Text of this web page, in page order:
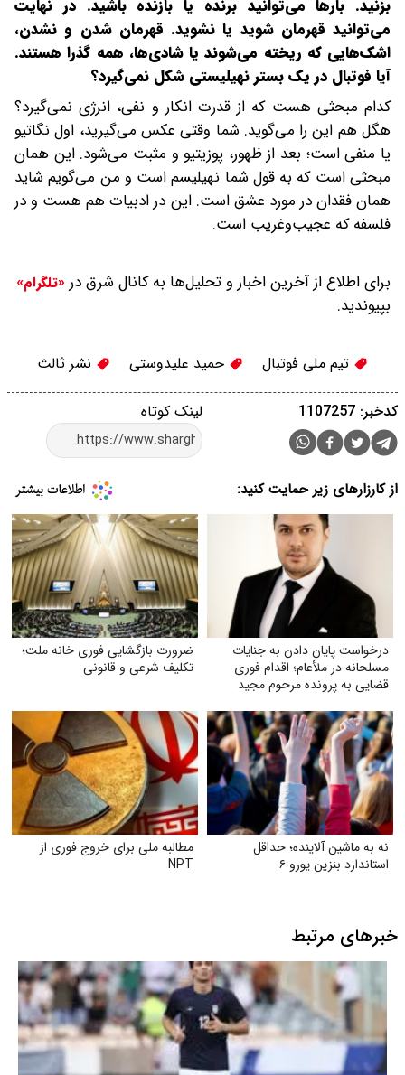
بزنید. بارها می‌توانید برنده یا بازنده باشید. در نهایت
می‌توانید قهرمان شوید یا نشوید. قهرمان شدن و نشدن،
اشک‌هایی که ریخته می‌شوند یا شادی‌ها، همه گذرا هستند.
آیا فوتبال در یک بستر نهیلیستی شکل نمی‌گیرد؟
کدام مبحثی هست که از قدرت انکار و نفی، انرژی نمی‌‌گیرد؟
هگل هم این را می‌گوید. شما وقتی عکس می‌گیرید، اول نگاتیو
یا منفی است؛ بعد از ظهور، پوزیتیو و مثبت می‌شود. این همان
مبحثی است که به قول شما نهیلیسم است و من می‌گویم شاید
همان فقدان در مورد عشق است. این در ادبیات هم هست و در
فلسفه که عجیب‌و‌غریب است.
برای اطلاع از آخرین اخبار و تحلیل‌ها به کانال شرق در «تلگرام»
بپیوندید.
تیم ملی فوتبال حمید علیدوستی نشر ثالث
لینک کوتاه کدخبر: 1107257
از کارزارهای زیر حمایت کنید:
درخواست پایان دادن به جنایات
مسلحانه در ملأعام؛ اقدام فوری
قضایی به پرونده مرحوم مجید
ضرورت بازگشایی فوری خانه ملت؛
تکلیف شرعی و قانونی
نه به ماشین آلاینده؛ حداقل
استاندارد بنزین یورو ۶
مطالبه ملی برای خروج فوری از
NPT
خبرهای مرتبط